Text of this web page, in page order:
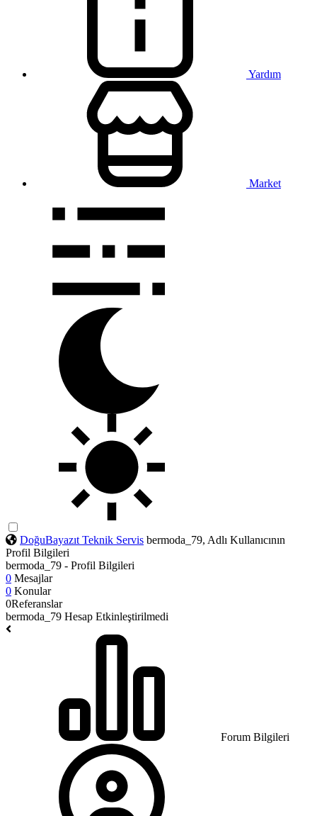
Yardım
Market
DoğuBayazıt Teknik Servis bermoda_79, Adlı Kullanıcının
Profil Bilgileri
bermoda_79 - Profil Bilgileri
0 Mesajlar
0 Konular
0Referanslar
bermoda_79 Hesap Etkinleştirilmedi
Forum Bilgileri